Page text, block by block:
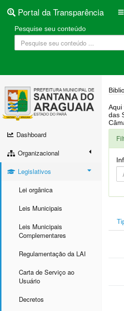
Portal da Transparência
Pesquise seu conteúdo
Dashboard
Organizacional
Legislativos
Lei orgânica
Leis Municipais
Leis Municipais
Complementares
Regulamentação da LAI
Carta de Serviço ao
Usuário
Decretos
Aqui você
das Sessões Plenárias, Regulamentação da LAI, Atos de